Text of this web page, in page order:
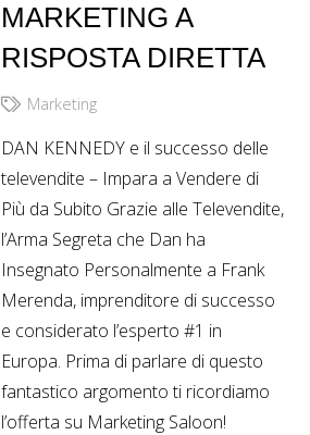
MARKETING A
RISPOSTA DIRETTA
Marketing
DAN KENNEDY e il successo delle
televendite – Impara a Vendere di
Più da Subito Grazie alle Televendite,
l’Arma Segreta che Dan ha
Insegnato Personalmente a Frank
Merenda, imprenditore di successo
e considerato l’esperto #1 in
Europa. Prima di parlare di questo
fantastico argomento ti ricordiamo
l’offerta su Marketing Saloon!